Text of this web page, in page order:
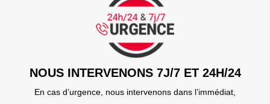
NOUS INTERVENONS 7J/7 ET 24H/24
En cas d’urgence, nous intervenons dans l’immédiat,